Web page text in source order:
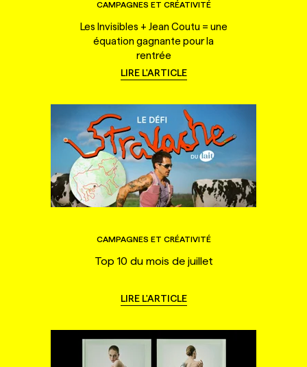
CAMPAGNES ET CRÉATIVITÉ
Les Invisibles + Jean Coutu = une
équation gagnante pour la
rentrée
LIRE L'ARTICLE
CAMPAGNES ET CRÉATIVITÉ
Top 10 du mois de juillet
LIRE L'ARTICLE